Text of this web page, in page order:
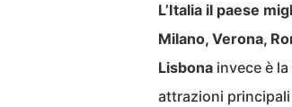
L’Italia il paese
Milano, Verona,
Lisbona invece è
attrazioni